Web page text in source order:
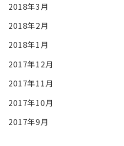
2018年3月
2018年2月
2018年1月
2017年12月
2017年11月
2017年10月
2017年9月